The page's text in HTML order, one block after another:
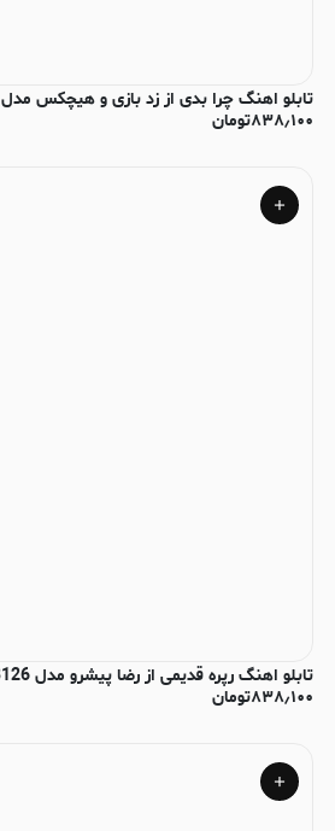
تابلو اهنگ چرا بدی از زد بازی و هیچکس مدل N-8127
۸۳۸٫۱۰۰تومان
تابلو اهنگ رپره قدیمی از رضا پیشرو مدل N-8126
۸۳۸٫۱۰۰تومان